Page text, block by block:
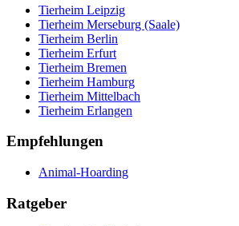
Tierheim Leipzig
Tierheim Merseburg (Saale)
Tierheim Berlin
Tierheim Erfurt
Tierheim Bremen
Tierheim Hamburg
Tierheim Mittelbach
Tierheim Erlangen
Empfehlungen
Animal-Hoarding
Ratgeber